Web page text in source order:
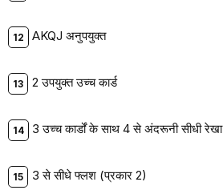
AKQJ अनुपयुक्त
2 उपयुक्त उच्च कार्ड
3 उच्च कार्डों के साथ 4 से अंदरूनी सीधी रेखा
3 से सीधे फ्लश (प्रकार 2)